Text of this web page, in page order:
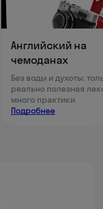
Английский на
чемоданах
Без воды и духоты:
реально полезная
много практики
Подробнее